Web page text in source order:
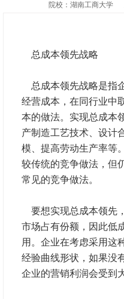
院校：湖南工商大学
总成本领先战略
总成本领先战略是指
经营成本，在同行业中
本的做法。实现总成本
产制造工艺技术、设计
模、提高劳动生产率等
较传统的竞争做法，但
常见的竞争做法。
要想实现总成本领先
市场占有份额，因此低
用。企业在考虑采用这
经验曲线形状，如果没
企业的营销利润会受到